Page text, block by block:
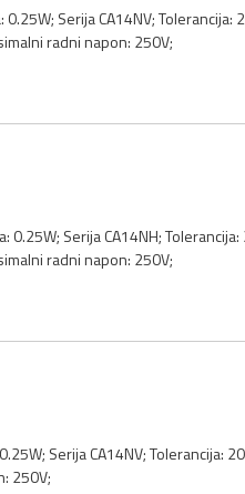
Serija CA14NV; Tolerancija:
radni napon: 250V;
Serija CA14NH; Tolerancija:
radni napon: 250V;
Serija CA14NV; Tolerancija:
250V;